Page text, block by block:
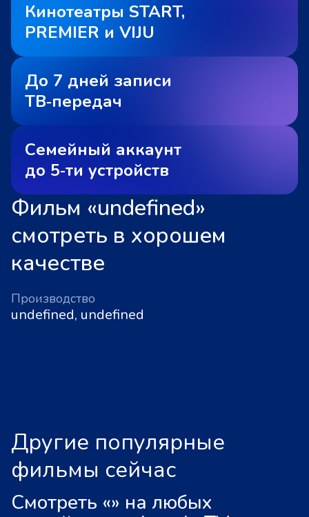
Кинотеатры START,
PREMIER и VIJU
До 7 дней записи
ТВ‑передач
Семейный аккаунт
до 5‑ти устройств
Фильм «undefined»
смотреть в хорошем
качестве
Производство
undefined, undefined
Другие популярные
фильмы сейчас
Смотреть «» на любых